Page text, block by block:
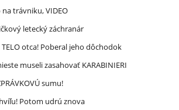
na trávniku, VIDEO
letecký záchranár
otca! Poberal jeho dôchodok
museli zasahovať KARABINIERI
sumu!
Potom udrú znova